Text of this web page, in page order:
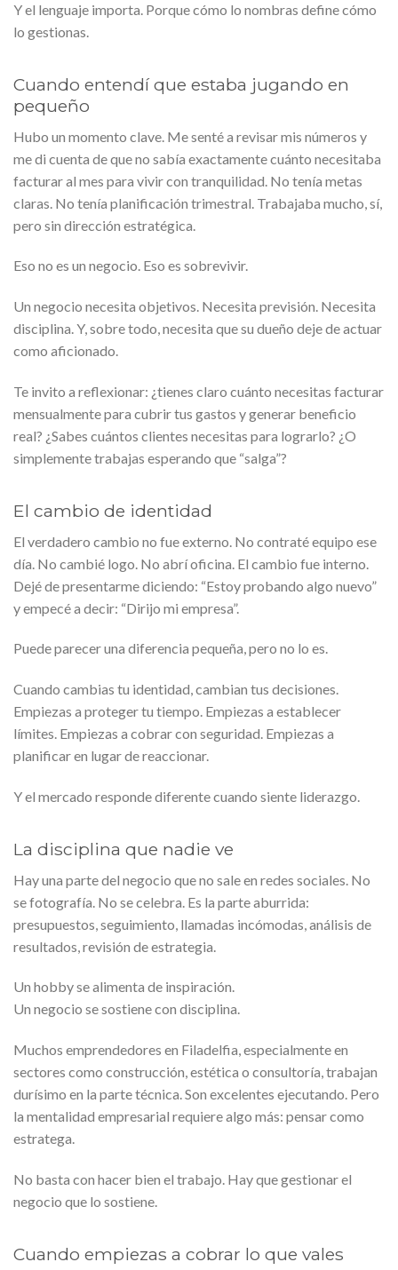
Y el lenguaje importa. Porque cómo lo nombras define cómo
lo gestionas.
Cuando entendí que estaba jugando en
pequeño
Hubo un momento clave. Me senté a revisar mis números y
me di cuenta de que no sabía exactamente cuánto necesitaba
facturar al mes para vivir con tranquilidad. No tenía metas
claras. No tenía planificación trimestral. Trabajaba mucho, sí,
pero sin dirección estratégica.
Eso no es un negocio. Eso es sobrevivir.
Un negocio necesita objetivos. Necesita previsión. Necesita
disciplina. Y, sobre todo, necesita que su dueño deje de actuar
como aficionado.
Te invito a reflexionar: ¿tienes claro cuánto necesitas facturar
mensualmente para cubrir tus gastos y generar beneficio
real? ¿Sabes cuántos clientes necesitas para lograrlo? ¿O
simplemente trabajas esperando que “salga”?
El cambio de identidad
El verdadero cambio no fue externo. No contraté equipo ese
día. No cambié logo. No abrí oficina. El cambio fue interno.
Dejé de presentarme diciendo: “Estoy probando algo nuevo”
y empecé a decir: “Dirijo mi empresa”.
Puede parecer una diferencia pequeña, pero no lo es.
Cuando cambias tu identidad, cambian tus decisiones.
Empiezas a proteger tu tiempo. Empiezas a establecer
límites. Empiezas a cobrar con seguridad. Empiezas a
planificar en lugar de reaccionar.
Y el mercado responde diferente cuando siente liderazgo.
La disciplina que nadie ve
Hay una parte del negocio que no sale en redes sociales. No
se fotografía. No se celebra. Es la parte aburrida:
presupuestos, seguimiento, llamadas incómodas, análisis de
resultados, revisión de estrategia.
Un hobby se alimenta de inspiración.
Un negocio se sostiene con disciplina.
Muchos emprendedores en Filadelfia, especialmente en
sectores como construcción, estética o consultoría, trabajan
durísimo en la parte técnica. Son excelentes ejecutando. Pero
la mentalidad empresarial requiere algo más: pensar como
estratega.
No basta con hacer bien el trabajo. Hay que gestionar el
negocio que lo sostiene.
Cuando empiezas a cobrar lo que vales